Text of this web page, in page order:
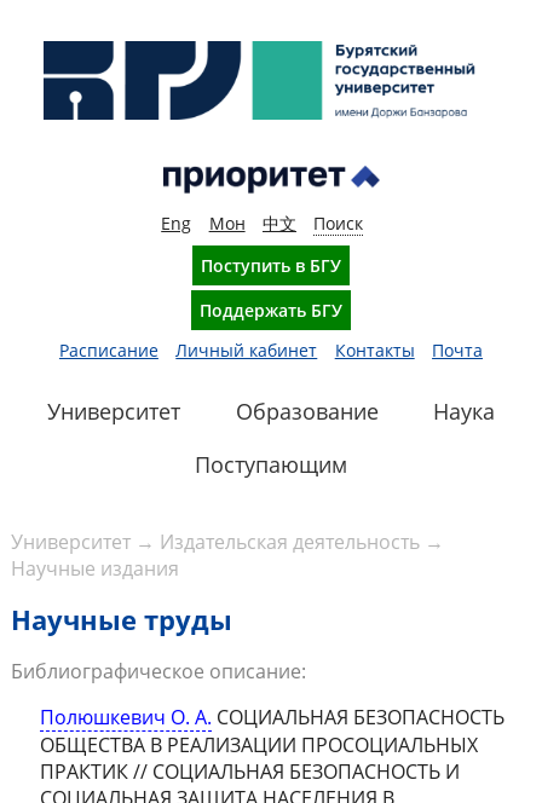
Eng Мон 中文
Поиск
Поступить в БГУ
Поддержать БГУ
Расписание
Личный кабинет Контакты Почта
Университет Образование
Наука
Поступающим
Университет→ Издательская деятельность→
Научные издания
Научные труды
Библиографическое описание:
Полюшкевич О. А. СОЦИАЛЬНАЯ БЕЗОПАСНОСТЬ
ОБЩЕСТВА В РЕАЛИЗАЦИИ ПРОСОЦИАЛЬНЫХ
ПРАКТИК // СОЦИАЛЬНАЯ БЕЗОПАСНОСТЬ И